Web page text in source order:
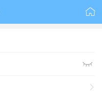


